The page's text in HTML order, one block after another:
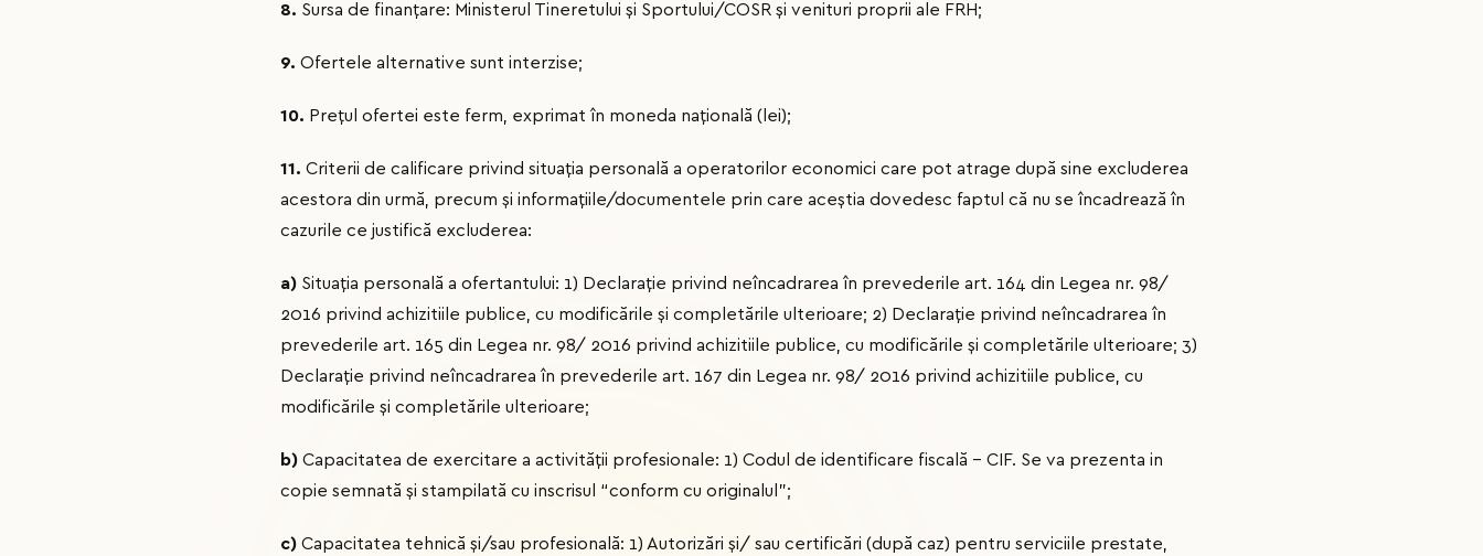
8. Sursa de finanţare: Ministerul Tineretului și Sportului/COSR și venituri proprii ale FRH;
9. Ofertele alternative sunt interzise;
10. Preţul ofertei este ferm, exprimat în moneda naţională (lei);
11. Criterii de calificare privind situaţia personală a operatorilor economici care pot atrage după sine excluderea
acestora din urmă, precum şi informaţiile/documentele prin care aceştia dovedesc faptul că nu se încadrează în
cazurile ce justifică excluderea:
a) Situația personală a ofertantului: 1) Declaraţie privind neîncadrarea în prevederile art. 164 din Legea nr. 98/
2016 privind achizitiile publice, cu modificările şi completările ulterioare; 2) Declaraţie privind neîncadrarea în
prevederile art. 165 din Legea nr. 98/ 2016 privind achizitiile publice, cu modificările şi completările ulterioare; 3)
Declaraţie privind neîncadrarea în prevederile art. 167 din Legea nr. 98/ 2016 privind achizitiile publice, cu
modificările şi completările ulterioare;
b) Capacitatea de exercitare a activității profesionale: 1) Codul de identificare fiscală – CIF. Se va prezenta in
copie semnată și stampilată cu inscrisul “conform cu originalul”;
c) Capacitatea tehnică și/sau profesională: 1) Autorizări și/ sau certificări (după caz) pentru serviciile prestate,